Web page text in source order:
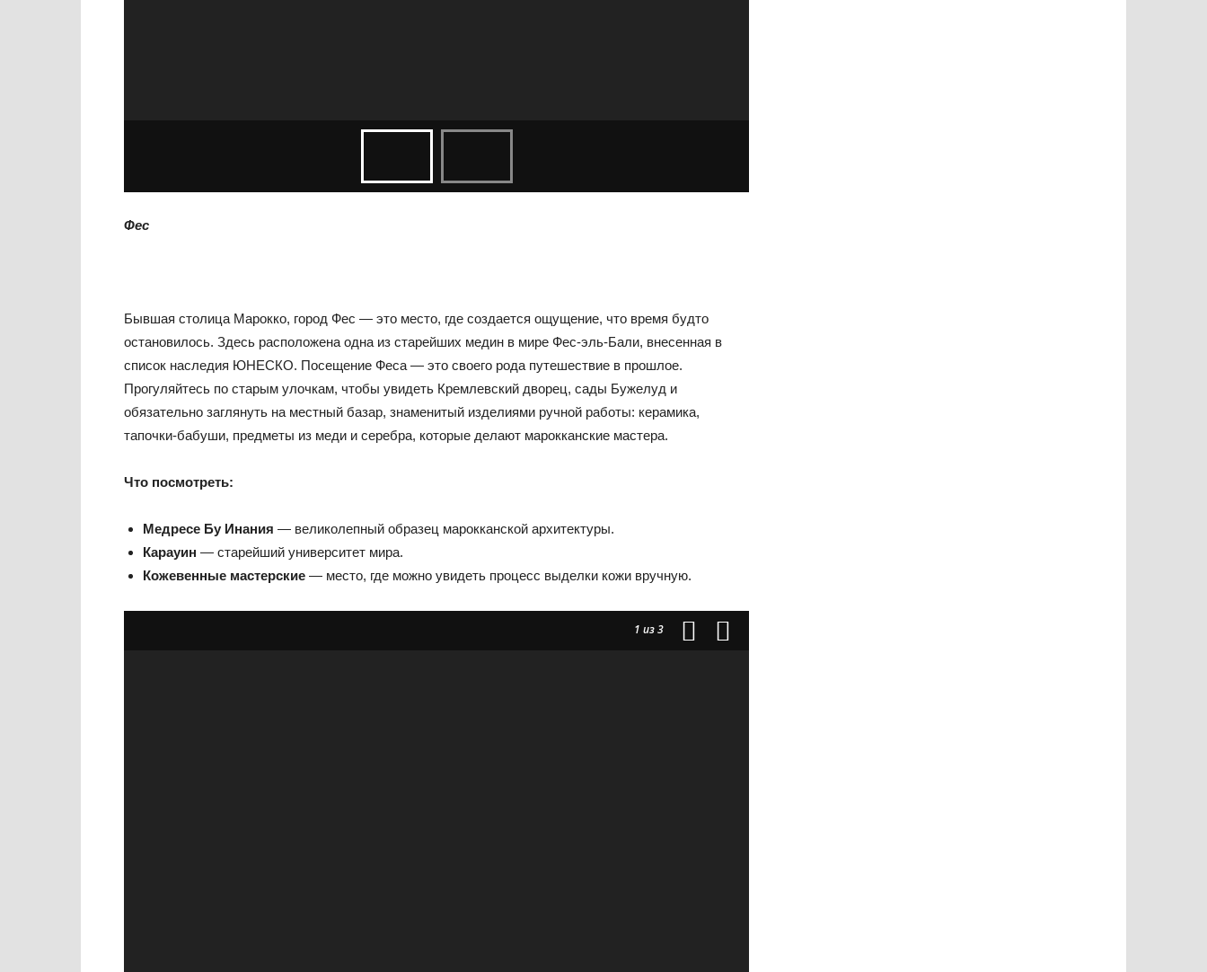
Фес
Бывшая столица Марокко, город Фес — это место, где создается ощущение, что время будто
остановилось. Здесь расположена одна из старейших медин в мире Фес-эль-Бали, внесенная в
список наследия ЮНЕСКО. Посещение Феса — это своего рода путешествие в прошлое.
Прогуляйтесь по старым улочкам, чтобы увидеть Кремлевский дворец, сады Бужелуд и
обязательно заглянуть на местный базар, знаменитый изделиями ручной работы: керамика,
тапочки-бабуши, предметы из меди и серебра, которые делают марокканские мастера.
Что посмотреть:
Медресе Бу Инания — великолепный образец марокканской архитектуры.
Карауин — старейший университет мира.
Кожевенные мастерские — место, где можно увидеть процесс выделки кожи вручную.
1 из 3